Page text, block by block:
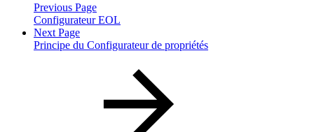
Previous Page
Configurateur EOL
Next Page
Principe du Configurateur de propriétés